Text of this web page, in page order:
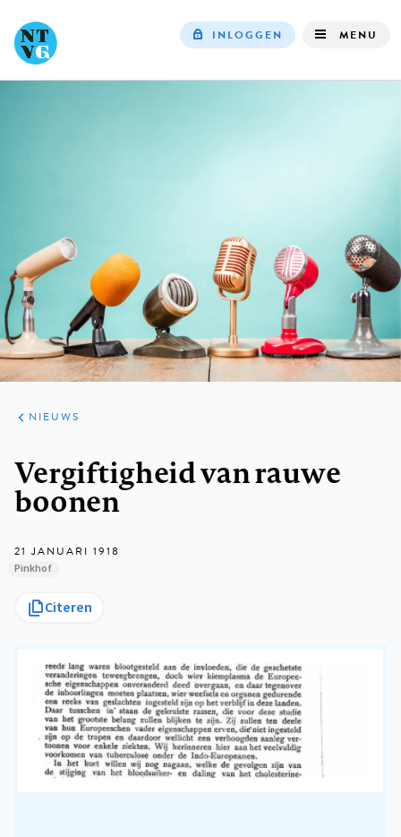
INLOGGEN MENU
ARTIKELEN
HET
KORT
NIEUWS
Vergiftigheid van rauwe
boonen
21 JANUARI 1918
Pinkhof
Citeren